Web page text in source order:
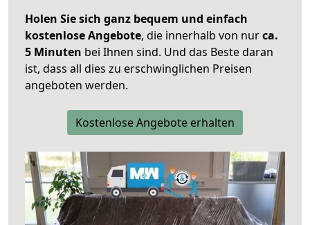
Holen Sie sich ganz bequem und einfach
kostenlose Angebote, die innerhalb von nurca.
5 Minuten bei Ihnen sind. Und das Beste daran
ist, dass all dies zu erschwinglichen Preisen
angeboten werden.
Kostenlose Angebote erhalten